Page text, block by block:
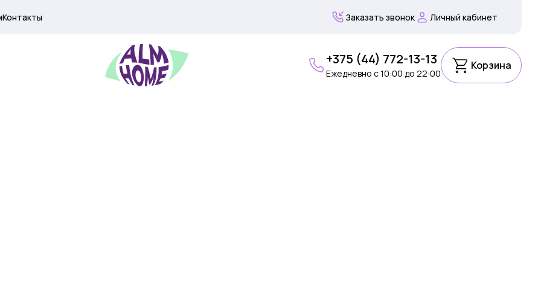
Контакты Заказать звонок Личный кабинет
+375 (44) 772-13-13
Ежедневно c 10:00 до 22:00
Корзина